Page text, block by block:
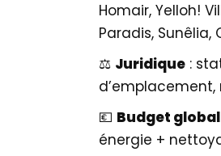
Homair, Yelloh!
Paradis,
⚖️ Juridique :
💶 Budget global
énergie +